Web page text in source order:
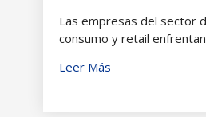
Las empresas del sector
consumo y retail
Leer Más